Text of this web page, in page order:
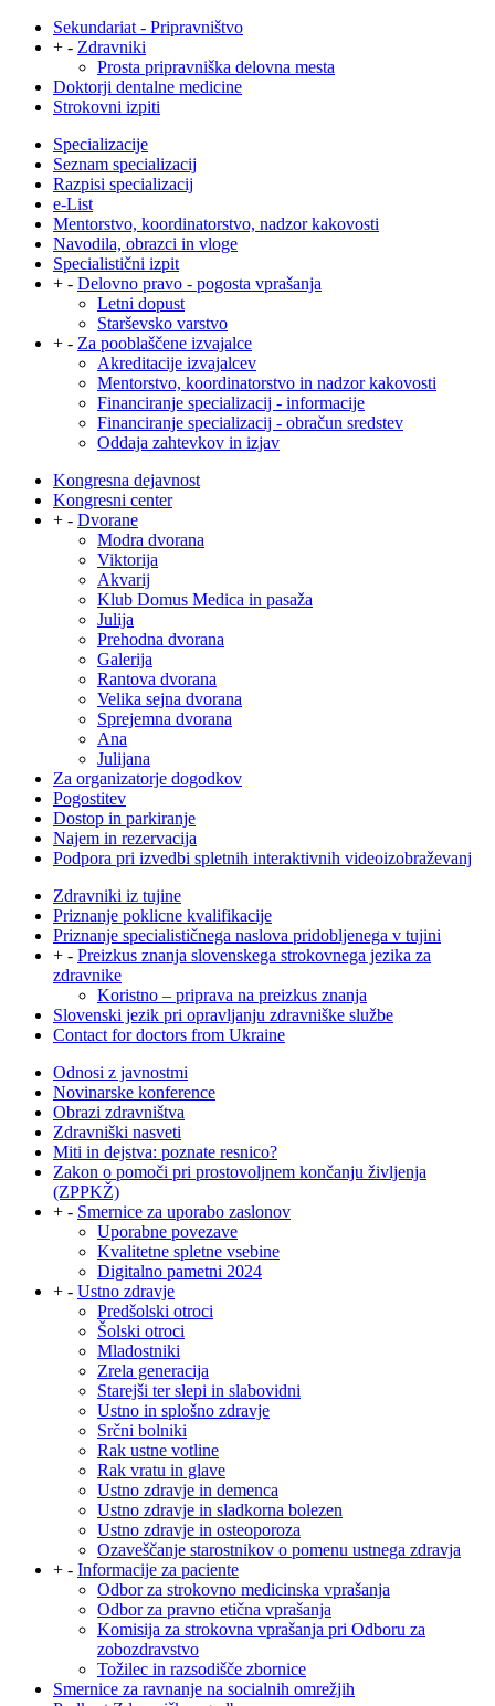
Sekundariat - Pripravništvo
+ - Zdravniki
Prosta pripravniška delovna mesta
Doktorji dentalne medicine
Strokovni izpiti
Specializacije
Seznam specializacij
Razpisi specializacij
e-List
Mentorstvo, koordinatorstvo, nadzor kakovosti
Navodila, obrazci in vloge
Specialistični izpit
+ - Delovno pravo - pogosta vprašanja
Letni dopust
Starševsko varstvo
+ - Za pooblaščene izvajalce
Akreditacije izvajalcev
Mentorstvo, koordinatorstvo in nadzor kakovosti
Financiranje specializacij - informacije
Financiranje specializacij - obračun sredstev
Oddaja zahtevkov in izjav
Kongresna dejavnost
Kongresni center
+ - Dvorane
Modra dvorana
Viktorija
Akvarij
Klub Domus Medica in pasaža
Julija
Prehodna dvorana
Galerija
Rantova dvorana
Velika sejna dvorana
Sprejemna dvorana
Ana
Julijana
Za organizatorje dogodkov
Pogostitev
Dostop in parkiranje
Najem in rezervacija
Podpora pri izvedbi spletnih interaktivnih videoizobraževanj
Zdravniki iz tujine
Priznanje poklicne kvalifikacije
Priznanje specialističnega naslova pridobljenega v tujini
+ - Preizkus znanja slovenskega strokovnega jezika za
zdravnike
Koristno – priprava na preizkus znanja
Slovenski jezik pri opravljanju zdravniške službe
Contact for doctors from Ukraine
Odnosi z javnostmi
Novinarske konference
Obrazi zdravništva
Zdravniški nasveti
Miti in dejstva: poznate resnico?
Zakon o pomoči pri prostovoljnem končanju življenja
(ZPPKŽ)
+ - Smernice za uporabo zaslonov
Uporabne povezave
Kvalitetne spletne vsebine
Digitalno pametni 2024
+ - Ustno zdravje
Predšolski otroci
Šolski otroci
Mladostniki
Zrela generacija
Starejši ter slepi in slabovidni
Ustno in splošno zdravje
Srčni bolniki
Rak ustne votline
Rak vratu in glave
Ustno zdravje in demenca
Ustno zdravje in sladkorna bolezen
Ustno zdravje in osteoporoza
Ozaveščanje starostnikov o pomenu ustnega zdravja
+ - Informacije za paciente
Odbor za strokovno medicinska vprašanja
Odbor za pravno etična vprašanja
Komisija za strokovna vprašanja pri Odboru za
zobozdravstvo
Tožilec in razsodišče zbornice
Smernice za ravnanje na socialnih omrežjih